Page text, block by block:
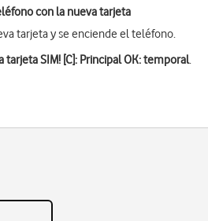
con la nueva tarjeta
tarjeta y se enciende el teléfono.
tarjeta SIM! [C]: Principal OK: temporal.